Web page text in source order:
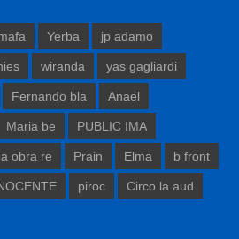
Yerba jp adamo
wiranda yas gagliardi
Fernando bla Anael
Maria be PUBLIC IMA
obra re Prain Elma b front
piroc Circo la aud